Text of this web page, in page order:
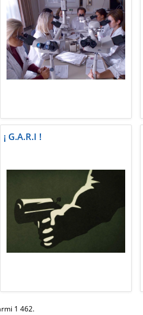
¡ G.A.R.I !
1 462.